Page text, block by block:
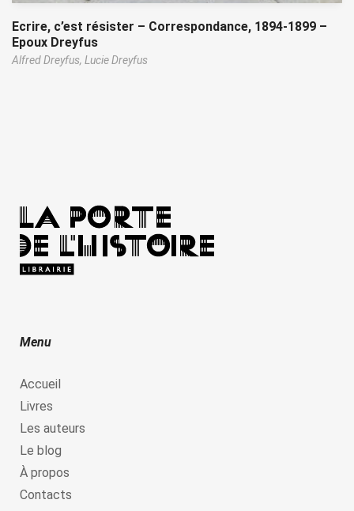
Ecrire, c’est résister – Correspondance, 1894-1899 –
Epoux Dreyfus
Alfred Dreyfus, Lucie Dreyfus
Menu
Accueil
Livres
Les auteurs
Le blog
À propos
Contacts